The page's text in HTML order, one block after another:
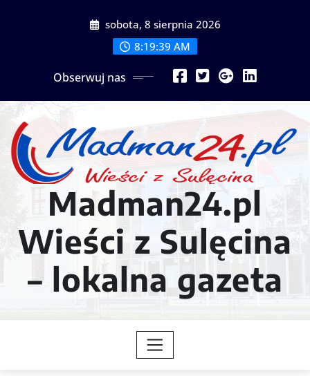
sobota, 8 sierpnia 2026
8:19:41 AM
Obserwuj nas
Madman24.pl
Wieści z Sulęcina
– lokalna gazeta